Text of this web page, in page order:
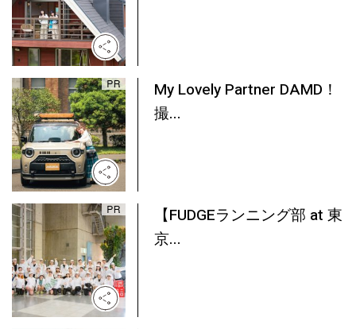
My Lovely Partner DAMD！
撮...
【FUDGEランニング部 at 東
京...